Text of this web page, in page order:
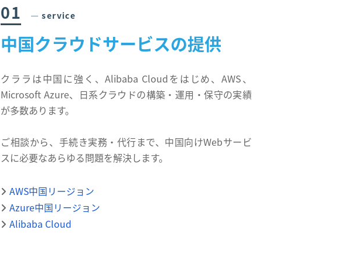
01 ― service
中国クラウドサービスの提供
クララは中国に強く、Alibaba Cloudをはじめ、AWS、
Microsoft Azure、日系クラウドの構築・運用・保守の実績
が多数あります。
ご相談から、手続き実務・代行まで、中国向けWebサービ
スに必要なあらゆる問題を解決します。
AWS中国リージョン
Azure中国リージョン
Alibaba Cloud